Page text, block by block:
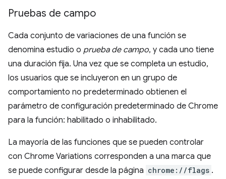
Pruebas de campo
Cada conjunto de variaciones de una función se
denomina estudio o prueba de campo, y cada uno tiene
una duración fija. Una vez que se completa un estudio,
los usuarios que se incluyeron en un grupo de
comportamiento no predeterminado obtienen el
parámetro de configuración predeterminado de Chrome
para la función: habilitado o inhabilitado.
La mayoría de las funciones que se pueden controlar
con Chrome Variations corresponden a una marca que
se puede configurar desde la página chrome://flags .